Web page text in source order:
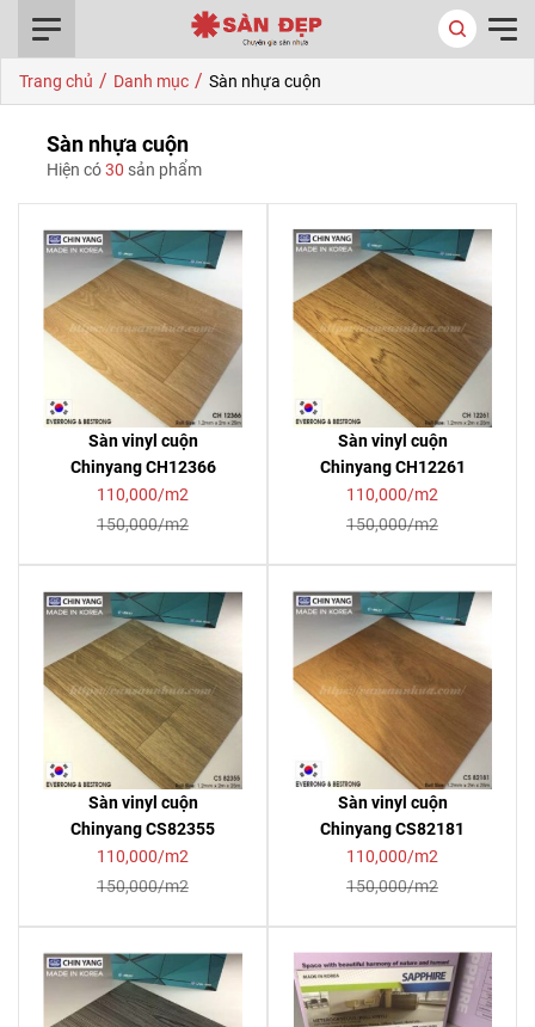
Trang chủ / Danh mục / Sàn nhựa cuộn
Sàn nhựa cuộn
Hiện có30 sản phẩm
Sàn vinyl cuộn
Chinyang CH12366
110,000/m2
150,000/m2
Sàn vinyl cuộn
Chinyang CH12261
110,000/m2
150,000/m2
Sàn vinyl cuộn
Chinyang CS82355
110,000/m2
150,000/m2
Sàn vinyl cuộn
Chinyang CS82181
110,000/m2
150,000/m2